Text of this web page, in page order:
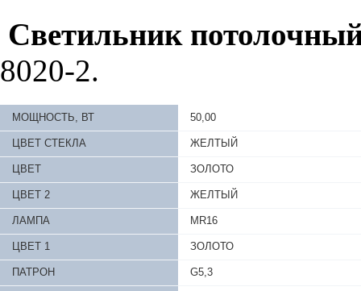
Светильник
8020-2.
МОЩНОСТЬ, ВТ 50,00
ЦВЕТ СТЕКЛА ЖЕЛТЫЙ
ЦВЕТ ЗОЛОТО
ЦВЕТ 2 ЖЕЛТЫЙ
ЛАМПА MR16
ЦВЕТ 1 ЗОЛОТО
ПАТРОН G5,3